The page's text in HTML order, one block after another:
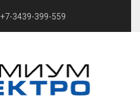
+7-3439-399-559